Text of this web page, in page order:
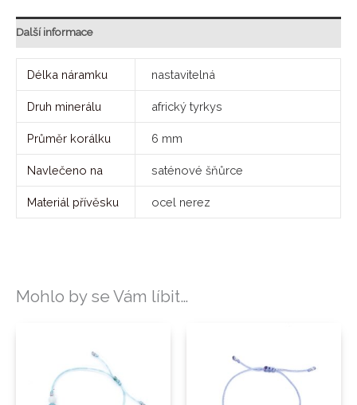
Další informace
Délka náramku nastavitelná
Druh minerálu africký tyrkys
Průměr korálku 6 mm
Navlečeno na saténové šňůrce
Materiál přívěsku ocel nerez
Mohlo by se Vám líbit…